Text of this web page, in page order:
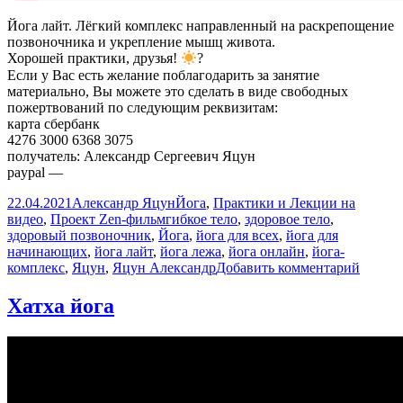
Йога лайт. Лёгкий комплекс направленный на раскрепощение
позвоночника и укрепление мышц живота.
Хорошей практики, друзья!
?
Если у Вас есть желание поблагодарить за занятие
материально, Вы можете это сделать в виде свободных
пожертвований по следующим реквизитам:
карта сбербанк
4276 3000 6368 3075
получатель: Александр Сергеевич Яцун
paypal —
Опубликовано
22.04.2021 Автор
Александр ЯцунРубрики
Йога, Практики и Лекции на
видео, Проект Zen-фильмМетки
гибкое тело, здоровое тело,
здоровый позвоночник, Йога, йога для всех, йога для
начинающих, йога лайт, йога лежа, йога онлайн, йога-
комплекс, Яцун, Яцун АлександрДобавить комментарий
Хатха йога